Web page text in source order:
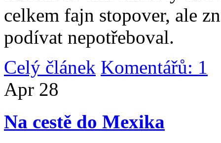
celkem fajn stopover, ale
podívat nepotřeboval.
Celý článek Komentářů: 1
Apr 28
Na cestě do Mexika